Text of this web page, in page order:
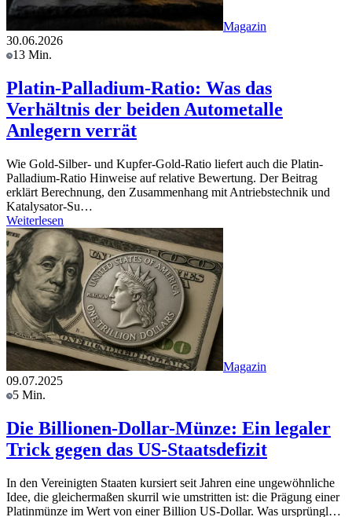
Magazin
30.06.2026
13 Min.
Platin-Palladium-Ratio: Was das
Verhältnis der beiden Autometalle
Anlegern verrät
Wie Gold-Silber- und Kupfer-Gold-Ratio liefert auch die Platin-
Palladium-Ratio Hinweise auf relative Bewertung. Der Beitrag
erklärt Berechnung, den Zusammenhang mit Antriebstechnik und
Katalysator-Su…
Weiterlesen
Magazin
09.07.2025
5 Min.
Die Billionen-Dollar-Münze: Ein legaler
Trick gegen das US-Staatsdefizit
In den Vereinigten Staaten kursiert seit Jahren eine ungewöhnliche
Idee, die gleichermaßen skurril wie umstritten ist: die Prägung einer
Platinmünze im Wert von einer Billion US-Dollar. Was ursprüngl…